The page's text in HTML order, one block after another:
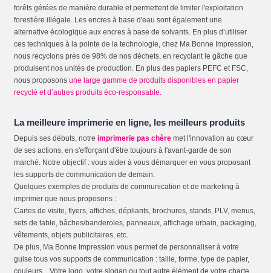
forêts gérées de manière durable et permettent de limiter l'exploitation
forestière illégale. Les encres à base d'eau sont également une
alternative écologique aux encres à base de solvants. En plus d’utiliser
ces techniques à la pointe de la technologie, chez Ma Bonne Impression,
nous recyclons près de 98% de nos déchets, en recyclant le gâche que
produisent nos unités de production. En plus des papiers PEFC et FSC,
nous proposons une large gamme de produits disponibles en papier
recyclé et d’autres produits éco-responsable.
La meilleure imprimerie en ligne, les meilleurs produits
Depuis ses débuts, notre imprimerie pas chère met l'innovation au cœur
de ses actions, en s'efforçant d'être toujours à l'avant-garde de son
marché. Notre objectif : vous aider à vous démarquer en vous proposant
les supports de communication de demain.
Quelques exemples de produits de communication et de marketing à
imprimer que nous proposons :
Cartes de visite, flyers, affiches, dépliants, brochures, stands, PLV, menus,
sets de table, bâches/banderoles, panneaux, affichage urbain, packaging,
vêtements, objets publicitaires, etc.
De plus, Ma Bonne Impression vous permet de personnaliser à votre
guise tous vos supports de communication : taille, forme, type de papier,
couleurs... Votre logo, votre slogan ou tout autre élément de votre charte